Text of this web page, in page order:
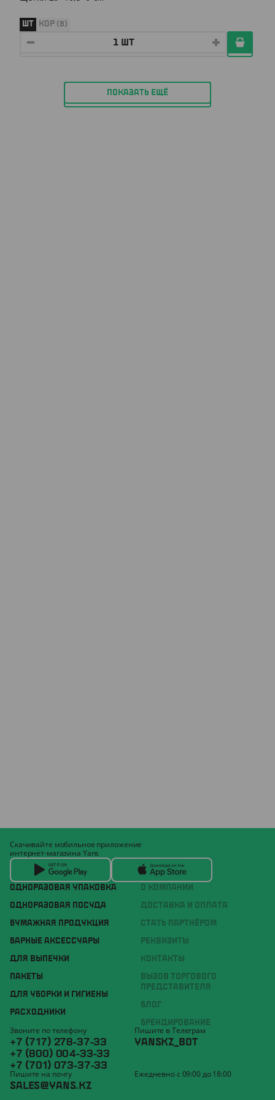
ШТ КОР (8)
ПОКАЗАТЬ ЕЩЁ
ОДНОРАЗОВАЯ УПАКОВКА
ОДНОРАЗОВАЯ ПОСУДА
БУМАЖНАЯ ПРОДУКЦИЯ
БАРНЫЕ АКСЕССУАРЫ
ДЛЯ ВЫПЕЧКИ
ПАКЕТЫ
ДЛЯ УБОРКИ И ГИГИЕНЫ
РАСХОДНИКИ
О КОМПАНИИ
ДОСТАВКА И ОПЛАТА
СТАТЬ ПАРТНЁРОМ
РЕКВИЗИТЫ
КОНТАКТЫ
ВЫЗОВ ТОРГОВОГО
ПРЕДСТАВИТЕЛЯ
БЛОГ
БРЕНДИРОВАНИЕ
Скачивайте мобильное приложение
интернет-магазина Yans
Звоните по телефону
+7 (717) 278-37-33
+7 (800) 004-33-33
+7 (701) 073-37-33
Пишите в Телеграм
YANSKZ_BOT
Пишите на почту
SALES@YANS.KZ
Ежедневно с 09:00 до 18:00